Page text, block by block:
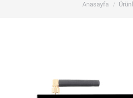
Anasayfa